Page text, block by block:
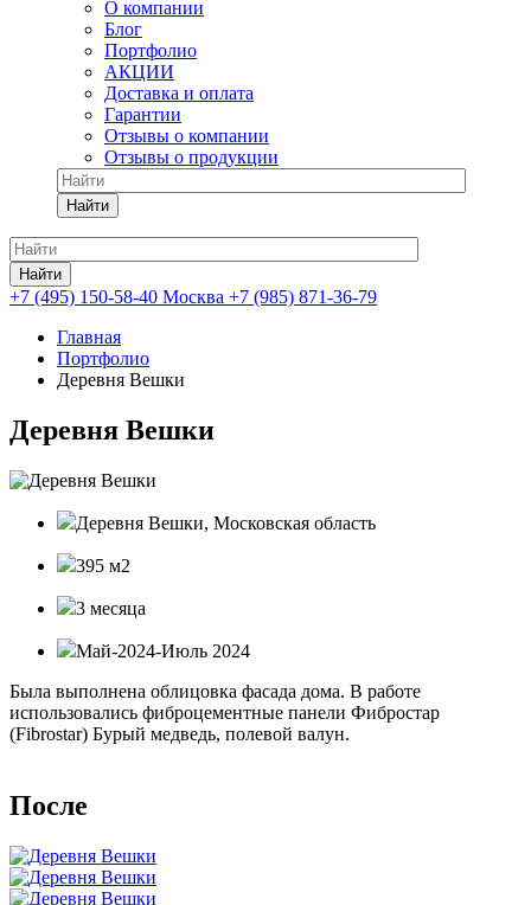
О компании
Блог
Портфолио
АКЦИИ
Доставка и оплата
Гарантии
Отзывы о компании
Отзывы о продукции
Найти
Найти
+7 (495) 150-58-40 Москва +7 (985) 871-36-79
Главная
Портфолио
Деревня Вешки
Деревня Вешки
Деревня Вешки, Московская область
395 м2
3 месяца
Май-2024-Июль 2024
Была выполнена облицовка фасада дома. В работе
использовались фиброцементные панели Фибростар
(Fibrostar) Бурый медведь, полевой валун.
После